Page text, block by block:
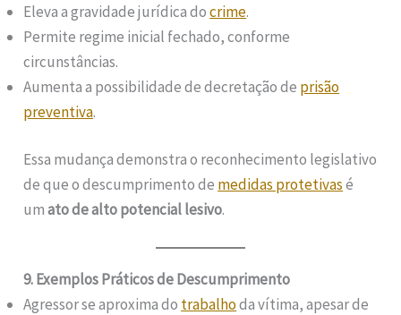
Eleva a gravidade jurídica docrime.
Permite regime inicial fechado, conforme
circunstâncias.
Aumenta a possibilidade de decretação de prisão
preventiva.
Essa mudança demonstra o reconhecimento legislativo
de que o descumprimento de medidas protetivasé
umato de alto potencial lesivo.
9. Exemplos Práticos de Descumprimento
Agressor se aproxima do trabalhoda vítima, apesar de